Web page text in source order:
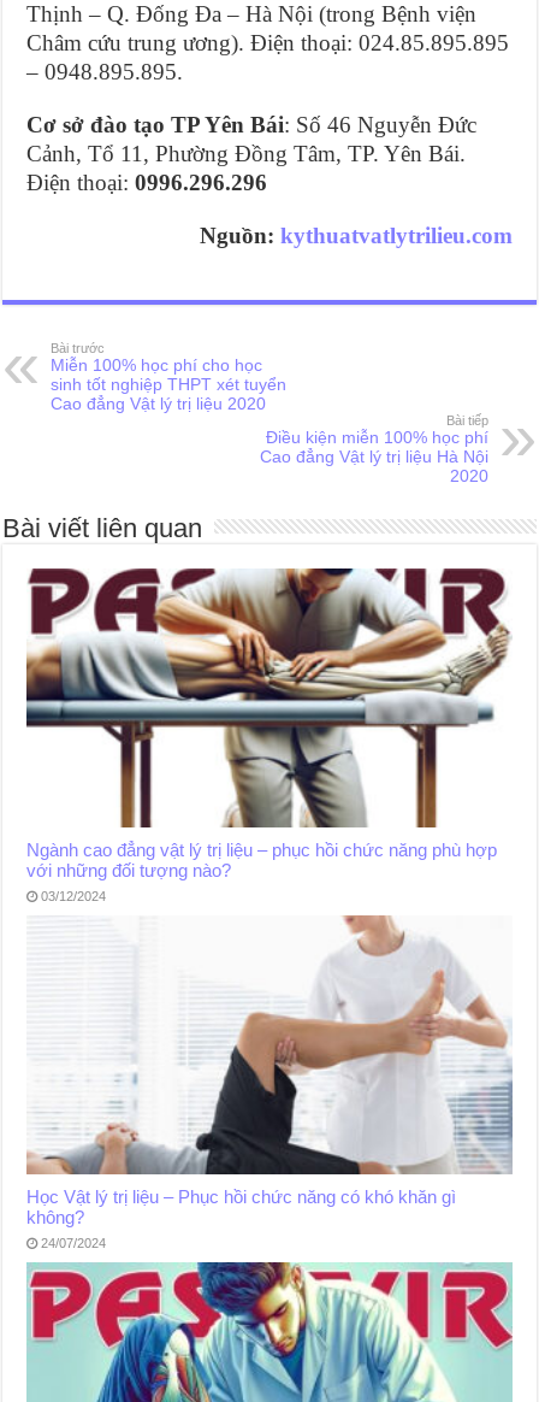
Thịnh – Q. Đống Đa – Hà Nội (trong Bệnh viện
Châm cứu trung ương). Điện thoại: 024.85.895.895
– 0948.895.895.
Cơ sở đào tạo TP Yên Bái: Số 46 Nguyễn Đức
Cảnh, Tổ 11, Phường Đồng Tâm, TP. Yên Bái.
Điện thoại:0996.296.296
Nguồn: kythuatvatlytrilieu.com
Bài trước
Miễn 100% học phí cho học
sinh tốt nghiệp THPT xét tuyển
Cao đẳng Vật lý trị liệu 2020
Bài tiếp
Điều kiện miễn 100% học phí
Cao đẳng Vật lý trị liệu Hà Nội
2020
Bài viết liên quan
Ngành cao đẳng vật lý trị liệu – phục hồi chức năng phù hợp
với những đối tượng nào?
03/12/2024
Học Vật lý trị liệu – Phục hồi chức năng có khó khăn gì
không?
24/07/2024